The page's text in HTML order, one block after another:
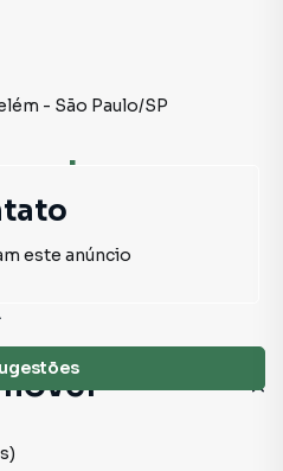
novas
mas você pode
ou deixar seu contato para
- São Paulo/SP
este anúncio